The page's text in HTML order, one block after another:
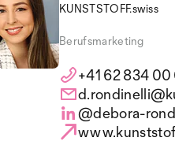
KUNSTSTOFF.swiss
Berufsmarketing
+41 62 834 00
@debora-